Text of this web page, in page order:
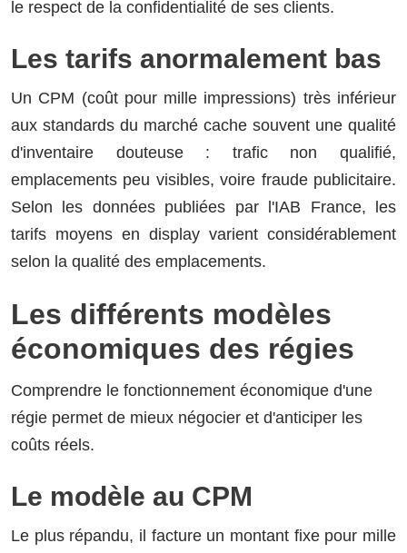
le respect de la confidentialité de ses clients.
Les tarifs anormalement bas
Un CPM (coût pour mille impressions) très inférieur
aux standards du marché cache souvent une qualité
d'inventaire douteuse : trafic non qualifié,
emplacements peu visibles, voire fraude publicitaire.
Selon les données publiées par l'IAB France, les
tarifs moyens en display varient considérablement
selon la qualité des emplacements.
Les différents modèles
économiques des régies
Comprendre le fonctionnement économique d'une
régie permet de mieux négocier et d'anticiper les
coûts réels.
Le modèle au CPM
Le plus répandu, il facture un montant fixe pour mille